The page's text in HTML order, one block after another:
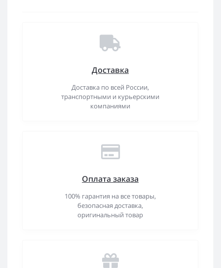
Доставка
Доставка по всей России,
транспортными и курьерскими
компаниями
Оплата заказа
100% гарантия на все товары,
безопасная доставка,
оригинальный товар